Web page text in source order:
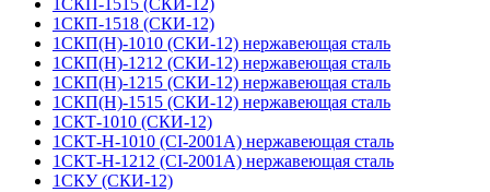
1СКП-1515 (СКИ-12)
1СКП-1518 (СКИ-12)
1СКП(Н)-1010 (СКИ-12) нержавеющая сталь
1СКП(Н)-1212 (СКИ-12) нержавеющая сталь
1СКП(Н)-1215 (СКИ-12) нержавеющая сталь
1СКП(Н)-1515 (СКИ-12) нержавеющая сталь
1СКТ-1010 (СКИ-12)
1СКТ-Н-1010 (CI-2001A) нержавеющая сталь
1СКТ-Н-1212 (CI-2001A) нержавеющая сталь
1СКУ (СКИ-12)